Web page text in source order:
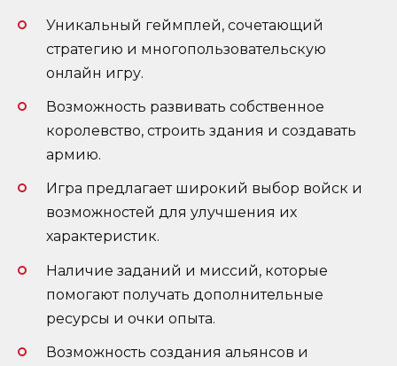
Уникальный геймплей, сочетающий
стратегию и многопользовательскую
онлайн игру.
Возможность развивать собственное
королевство, строить здания и создавать
армию.
Игра предлагает широкий выбор войск и
возможностей для улучшения их
характеристик.
Наличие заданий и миссий, которые
помогают получать дополнительные
ресурсы и очки опыта.
Возможность создания альянсов и